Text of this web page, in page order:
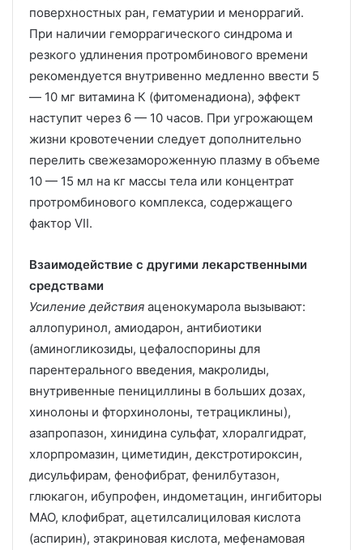
поверхностных ран, гематурии и меноррагий.
При наличии геморрагического синдрома и
резкого удлинения протромбинового времени
рекомендуется внутривенно медленно ввести 5
— 10 мг витамина К (фитоменадиона), эффект
наступит через 6 — 10 часов. При угрожающем
жизни кровотечении следует дополнительно
перелить свежезамороженную плазму в объеме
10 — 15 мл на кг массы тела или концентрат
протромбинового комплекса, содержащего
фактор VII.
Взаимодействие с другими лекарственными
средствами
Усиление действия аценокумарола вызывают:
аллопуринол, амиодарон, антибиотики
(аминогликозиды, цефалоспорины для
парентерального введения, макролиды,
внутривенные пенициллины в больших дозах,
хинолоны и фторхинолоны, тетрациклины),
азапропазон, хинидина сульфат, хлоралгидрат,
хлорпромазин, циметидин, декстротироксин,
дисульфирам, фенофибрат, фенилбутазон,
глюкагон, ибупрофен, индометацин, ингибиторы
МАО, клофибрат, ацетилсалициловая кислота
(аспирин), этакриновая кислота, мефенамовая